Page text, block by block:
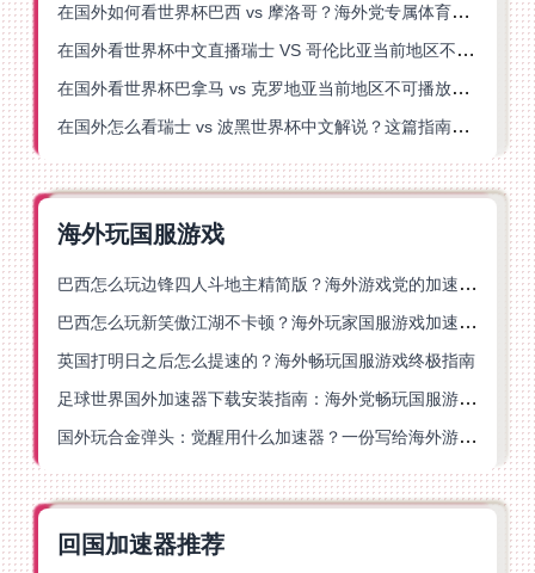
在国外如何看世界杯巴西 vs 摩洛哥？海外党专属体育观赛指南来了
在国外看世界杯中文直播瑞士 VS 哥伦比亚当前地区不可播放？这篇指南帮你搞定
在国外看世界杯巴拿马 vs 克罗地亚当前地区不可播放？这篇指南帮你轻松解决海外体育直播难题
在国外怎么看瑞士 vs 波黑世界杯中文解说？这篇指南帮你搞定所有地区限制问题
海外玩国服游戏
巴西怎么玩边锋四人斗地主精简版？海外游戏党的加速器终极选择
巴西怎么玩新笑傲江湖不卡顿？海外玩家国服游戏加速终极指南（附猫和老鼠一梦江湖实测）
英国打明日之后怎么提速的？海外畅玩国服游戏终极指南
足球世界国外加速器下载安装指南：海外党畅玩国服游戏的终极解决方案
国外玩合金弹头：觉醒用什么加速器？一份写给海外游子的畅玩指南
回国加速器推荐